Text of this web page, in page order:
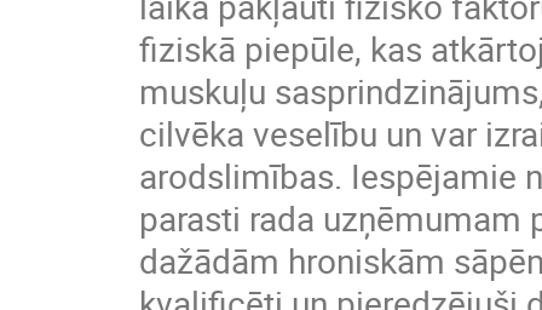
fiziskā piepūle, kas
muskuļu
cilvēka veselību un var
arodslimības. Iespējamie
parasti rada uzņēmumam
dažādām hroniskām